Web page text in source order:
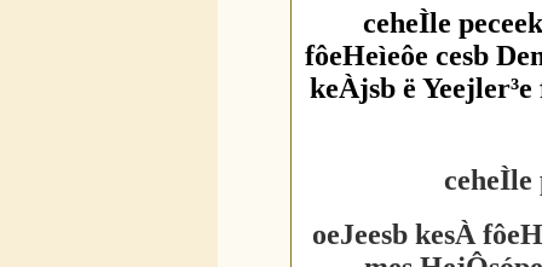
ceheÌle
fôeHeìeôe cesb
keÀjsb ë
ceheÌle
oeJeesb kesÀ